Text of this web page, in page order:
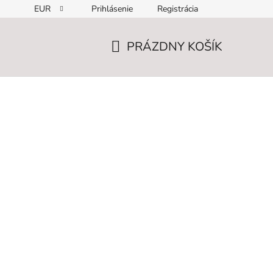
EUR Prihlásenie Registrácia
PRÁZDNY KOŠÍK